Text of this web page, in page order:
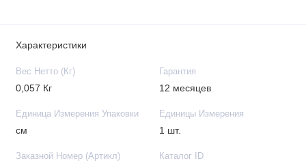
Характеристики
Вес Нетто (Кг)
0,057 Кг
Гарантия
12 месяцев
Единица Измерения Упаковки
см
Единицы Измерения
1 шт.
Заказной Номер (Артикл) Каталог ID